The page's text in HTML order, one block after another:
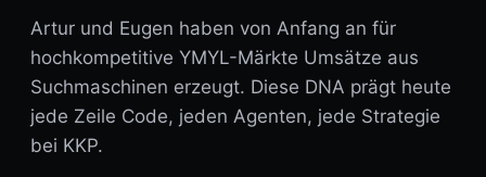
Artur und Eugen haben von Anfang an für
hochkompetitive YMYL-Märkte Umsätze aus
Suchmaschinen erzeugt. Diese DNA prägt heute
jede Zeile Code, jeden Agenten, jede Strategie
bei KKP.